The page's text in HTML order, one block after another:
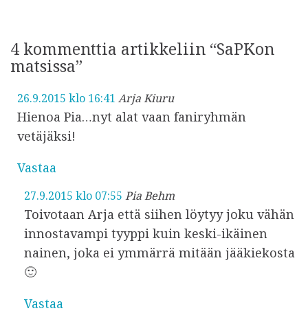
u
4 kommenttia artikkeliin “SaPKon
matsissa”
26.9.2015 klo 16:41 Arja Kiuru
Hienoa Pia…nyt alat vaan faniryhmän
vetäjäksi!
Vastaa
27.9.2015 klo 07:55 Pia Behm
Toivotaan Arja että siihen löytyy joku vähän
innostavampi tyyppi kuin keski-ikäinen
nainen, joka ei ymmärrä mitään jääkiekosta
🙂
Vastaa